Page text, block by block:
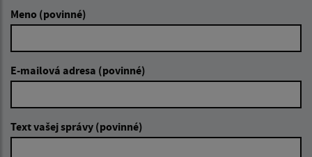
Meno (povinné)
E-mailová adresa (povinné)
Text vašej správy (povinné)